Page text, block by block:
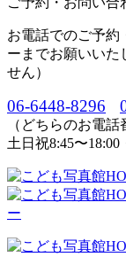
お電話でのご予約
ーまでお願いいた
せん）
06-6448-8296
（どちらのお電話
土日祝8:45〜18:00